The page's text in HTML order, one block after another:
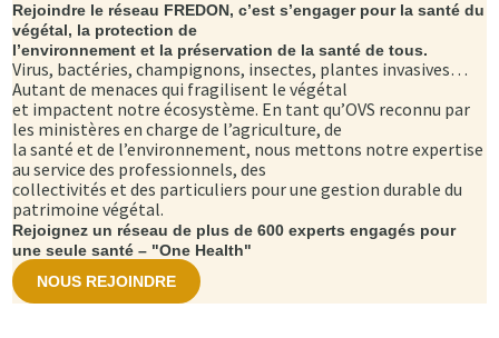
Rejoindre le réseau FREDON, c’est s’engager pour la santé du
végétal, la protection de
l’environnement et la préservation de la santé de tous.
Virus, bactéries, champignons, insectes, plantes invasives…
Autant de menaces qui fragilisent le végétal
et impactent notre écosystème. En tant qu’OVS reconnu par
les ministères en charge de l’agriculture, de
la santé et de l’environnement, nous mettons notre expertise
au service des professionnels, des
collectivités et des particuliers pour une gestion durable du
patrimoine végétal.
Rejoignez un réseau de plus de 600 experts engagés pour
une seule santé – "One Health"
NOUS REJOINDRE